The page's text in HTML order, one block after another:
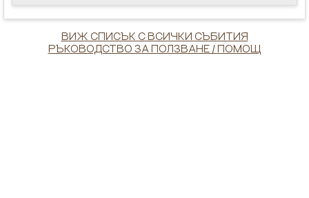
ВИЖ СПИСЪК С ВСИЧКИ СЪБИТИЯ
РЪКОВОДСТВО ЗА ПОЛЗВАНЕ / ПОМОЩ